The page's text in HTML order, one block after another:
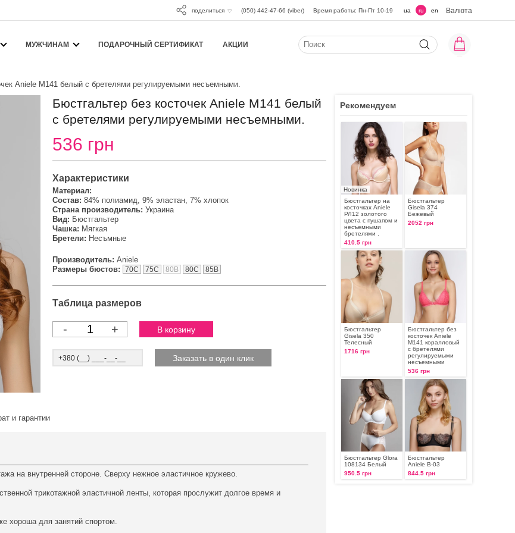
поделиться (050) 442-47-66 (viber) Время работы: Пн-Пт 10-19 ua ru en Валюта
МУЖЧИНАМ ПОДАРОЧНЫЙ СЕРТИФИКАТ АКЦИИ
Aniele М141 белый с бретелями регулируемыми несъемными.
Бюстгальтер без косточек Aniele М141 белый
с бретелями регулируемыми несъемными.
536 грн
Характеристики
Материал:
Состав: 84% полиамид, 9% эластан, 7% хлопок
Страна производитель: Украина
Вид: Бюстгальтер
Чашка: Мягкая
Бретели: Несъмные
Производитель: Aniele
Размеры бюстов:
70C 75C 80B 80C 85B
Таблица размеров
- +
и гарантии
на внутренней стороне. Сверху нежное эластичное кружево.
трикотажной эластичной ленты, которая прослужит долгое время и
хороша для занятий спортом.
Рекомендуем
Новинка
Бюстгальтер на
косточках Aniele
РЛ12 золотого
цвета с пушапом и
несъемными
бретелями .
410.5 грн
Бюстгальтер
Gisela 374
Бежевый
2052 грн
Бюстгальтер
Gisela 350
Телесный
1716 грн
Бюстгальтер без
косточек Aniele
М141 коралловый
с бретелями
регулируемыми
несъемными
536 грн
Бюстгальтер Glora
108134 Белый
950.5 грн
Бюстгальтер
Aniele В-03
844.5 грн